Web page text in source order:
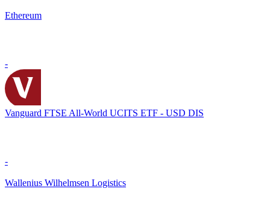
Ethereum
-
Vanguard FTSE All-World UCITS ETF - USD DIS
-
Wallenius Wilhelmsen Logistics